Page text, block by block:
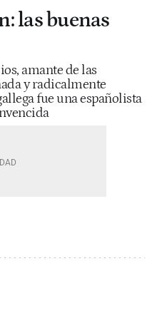
las buenas
amante de las
y radicalmente
fue una españolista